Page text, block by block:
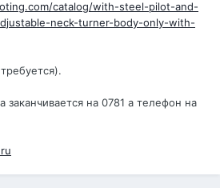
catalog/with-steel-pilot-and-
neck-turner-body-only-with-
на 0781 а телефон на